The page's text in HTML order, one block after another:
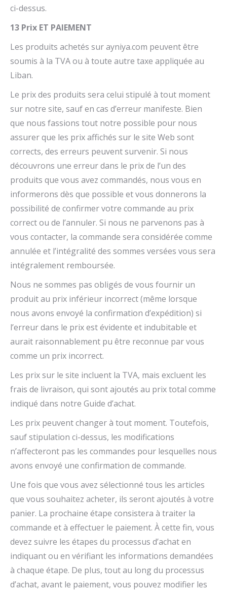
ci-dessus.
13 Prix ET PAIEMENT
Les produits achetés sur ayniya.com peuvent être
soumis à la TVA ou à toute autre taxe appliquée au
Liban.
Le prix des produits sera celui stipulé à tout moment
sur notre site, sauf en cas d’erreur manifeste. Bien
que nous fassions tout notre possible pour nous
assurer que les prix affichés sur le site Web sont
corrects, des erreurs peuvent survenir. Si nous
découvrons une erreur dans le prix de l’un des
produits que vous avez commandés, nous vous en
informerons dès que possible et vous donnerons la
possibilité de confirmer votre commande au prix
correct ou de l’annuler. Si nous ne parvenons pas à
vous contacter, la commande sera considérée comme
annulée et l’intégralité des sommes versées vous sera
intégralement remboursée.
Nous ne sommes pas obligés de vous fournir un
produit au prix inférieur incorrect (même lorsque
nous avons envoyé la confirmation d’expédition) si
l’erreur dans le prix est évidente et indubitable et
aurait raisonnablement pu être reconnue par vous
comme un prix incorrect.
Les prix sur le site incluent la TVA, mais excluent les
frais de livraison, qui sont ajoutés au prix total comme
indiqué dans notre Guide d’achat.
Les prix peuvent changer à tout moment. Toutefois,
sauf stipulation ci-dessus, les modifications
n’affecteront pas les commandes pour lesquelles nous
avons envoyé une confirmation de commande.
Une fois que vous avez sélectionné tous les articles
que vous souhaitez acheter, ils seront ajoutés à votre
panier. La prochaine étape consistera à traiter la
commande et à effectuer le paiement. À cette fin, vous
devez suivre les étapes du processus d’achat en
indiquant ou en vérifiant les informations demandées
à chaque étape. De plus, tout au long du processus
d’achat, avant le paiement, vous pouvez modifier les